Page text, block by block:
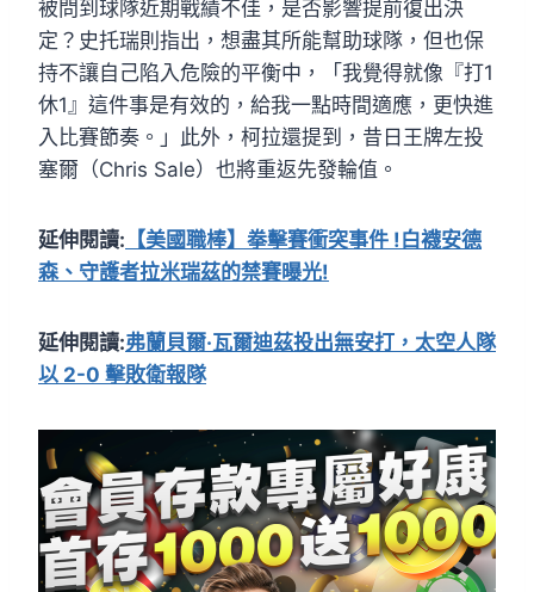
被問到球隊近期戰績不佳，是否影響提前復出決
定？史托瑞則指出，想盡其所能幫助球隊，但也保
持不讓自己陷入危險的平衡中，「我覺得就像『打1
休1』這件事是有效的，給我一點時間適應，更快進
入比賽節奏。」此外，柯拉還提到，昔日王牌左投
塞爾（Chris Sale）也將重返先發輪值。
延伸閱讀: 【美國職棒】拳擊賽衝突事件 !白襪安德
森、守護者拉米瑞茲的禁賽曝光!
延伸閱讀:弗蘭貝爾·瓦爾迪茲投出無安打，太空人隊
以 2-0 擊敗衛報隊